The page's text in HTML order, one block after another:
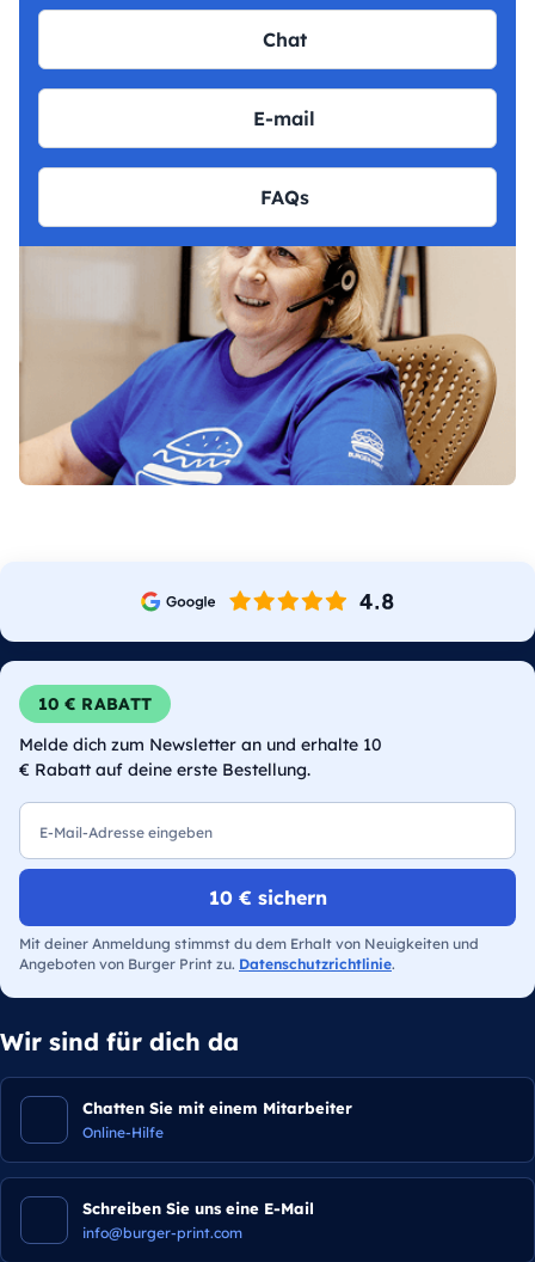
Chat
E-mail
FAQs
10 € RABATT
Melde dich zum Newsletter an und erhalte 10
€ Rabatt auf deine erste Bestellung.
10 € sichern
Mit deiner Anmeldung stimmst du dem Erhalt von Neuigkeiten und
Angeboten von Burger Print zu. Datenschutzrichtlinie.
Wir sind für dich da
Chatten Sie mit einem Mitarbeiter
Online-Hilfe
Schreiben Sie uns eine E-Mail
info@burger-print.com